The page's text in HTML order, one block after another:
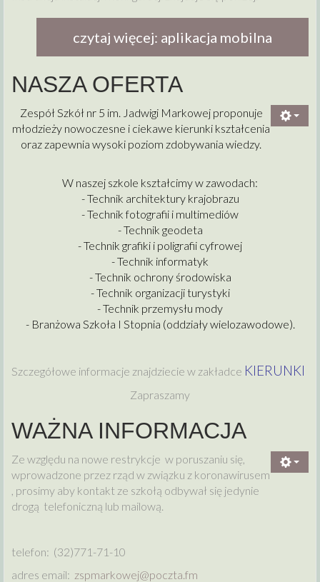
czytaj więcej: aplikacja mobilna
NASZA OFERTA
Zespół Szkół nr 5 im. Jadwigi Markowej proponuje
młodzieży nowoczesne i ciekawe kierunki kształcenia
oraz zapewnia wysoki poziom zdobywania wiedzy.
W naszej szkole kształcimy w zawodach:
- Technik architektury krajobrazu
- Technik fotografii i multimediów
- Technik geodeta
- Technik grafiki i poligrafii cyfrowej
- Technik informatyk
- Technik ochrony środowiska
- Technik organizacji turystyki
- Technik przemysłu mody
- Branżowa Szkoła I Stopnia (oddziały wielozawodowe).
Szczegółowe informacje znajdziecie w zakładce KIERUNKI
Zapraszamy
WAŻNA INFORMACJA
Ze względu na nowe restrykcje w poruszaniu się,
wprowadzone przez rząd w związku z koronawirusem
, prosimy aby kontakt ze szkołą odbywał się jedynie
drogą telefoniczną lub mailową.
telefon: (32)771-71-10
adres email: zspmarkowej@poczta.fm